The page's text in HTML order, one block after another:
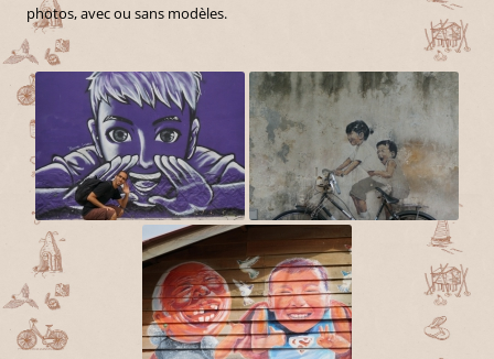
photos, avec ou sans modèles.